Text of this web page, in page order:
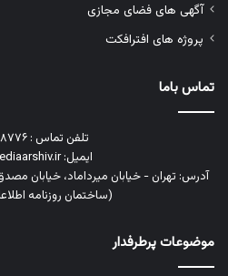
آگهی های فضای مجازی
پروژه های افترافکت
تماس باما
تلفن تماس : ۰۲۱۷۱۰۵۸۷۷۶
ایمیل: info@mediaarshiv.ir
(ساختمان روزنامه
موضوعات پرطرفدار